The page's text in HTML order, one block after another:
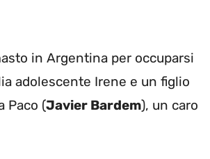
in Argentina per occuparsi
adolescente Irene e un figlio
Paco (Javier Bardem), un caro